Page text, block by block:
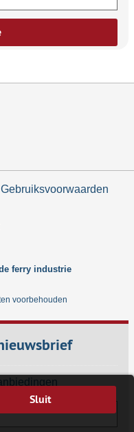
Gebruiksvoorwaarden
ferry industrie
voorbehouden
Sluit